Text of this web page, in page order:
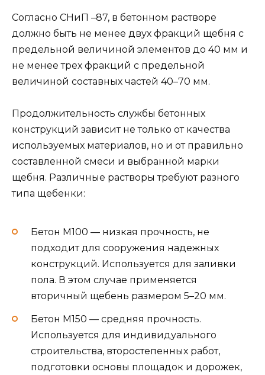
Согласно СНиП –87, в бетонном растворе
должно быть не менее двух фракций щебня с
предельной величиной элементов до 40 мм и
не менее трех фракций с предельной
величиной составных частей 40–70 мм.
Продолжительность службы бетонных
конструкций зависит не только от качества
используемых материалов, но и от правильно
составленной смеси и выбранной марки
щебня. Различные растворы требуют разного
типа щебенки:
Бетон М100 — низкая прочность, не
подходит для сооружения надежных
конструкций. Используется для заливки
пола. В этом случае применяется
вторичный щебень размером 5–20 мм.
Бетон М150 — средняя прочность.
Используется для индивидуального
строительства, второстепенных работ,
подготовки основы площадок и дорожек,